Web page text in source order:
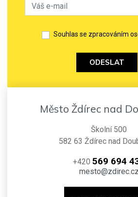
Souhlas se zpracováním
ODESLAT
Město Ždírec nad
Školní 500
582 63 Ždírec nad
+420 569 694
mesto@zdirec.cz